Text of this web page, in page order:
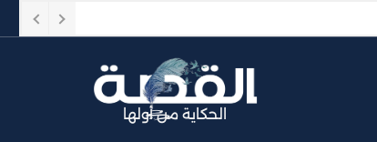
الحكاية من أولها